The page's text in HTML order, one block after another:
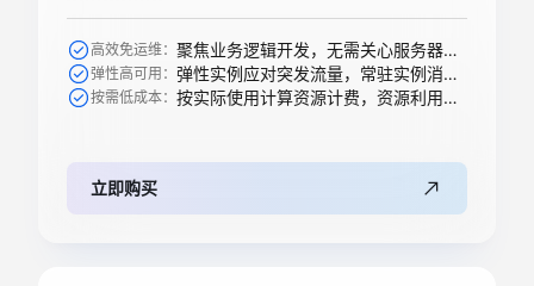
高效免运维： 聚焦业务逻辑开发，无需关心服务器购买等运维操作
弹性高可用： 弹性实例应对突发流量，常驻实例消除冷启动
按需低成本： 按实际使用计算资源计费，资源利用率高
立即购买